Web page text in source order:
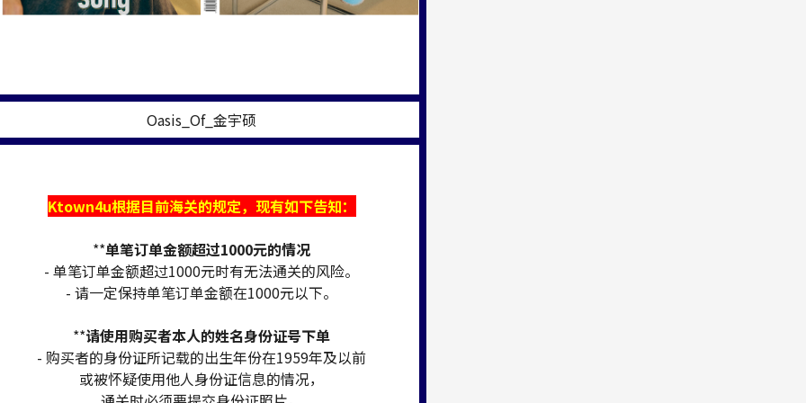
Oasis_Of_金宇硕
Ktown4u根据目前海关的规定，现有如下告知：
**单笔订单金额超过1000元的情况
- 单笔订单金额超过1000元时有无法通关的风险。
- 请一定保持单笔订单金额在1000元以下。
**请使用购买者本人的姓名身份证号下单
- 购买者的身份证所记载的出生年份在1959年及以前
或被怀疑使用他人身份证信息的情况，